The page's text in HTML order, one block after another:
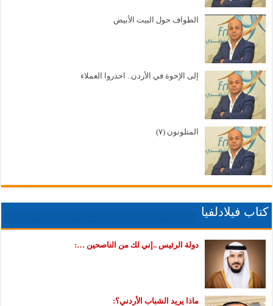
الطواف حول البيت الأبيض
إلى الإخوة في الأردن.. احذروا العملاء
المتلونون (٧)
كتاب فيلادلفيا
دولة الرئيس ..إني لك من الناصحين …:
ماذا يريد الشباب الأردني؟: